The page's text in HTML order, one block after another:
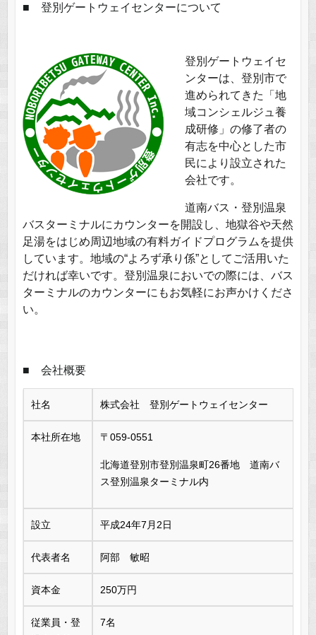
■ 登別ゲートウェイセンターについて
登別ゲートウェイセ
ンターは、登別市で
進められてきた「地
域コンシェルジュ養
成研修」の修了者の
有志を中心とした市
民により設立された
会社です。
道南バス・登別温泉
バスターミナルにカウンターを開設し、地獄谷や天然
足湯をはじめ周辺地域の有料ガイドプログラムを提供
しています。地域の“よろず承り係”としてご活用いた
だければ幸いです。登別温泉においでの際には、バス
ターミナルのカウンターにもお気軽にお声かけくださ
い。
■ 会社概要
社名 株式会社 登別ゲートウェイセンター
本社所在地 〒059-0551
北海道登別市登別温泉町26番地 道南バ
ス登別温泉ターミナル内
設立 平成24年7月2日
代表者名 阿部 敏昭
資本金 250万円
従業員・登
7名